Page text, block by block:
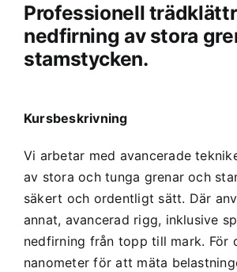
Professionell
nedfirning av stora
stamstycken.
Kursbeskrivning
Vi arbetar med avancerade
av stora och tunga grenar och
säkert och ordentligt sätt. Där
annat, avancerad rigg, inklusive
nedfirning från topp till mark. För
nanometer för att mäta